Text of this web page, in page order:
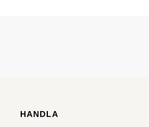
HANDLA